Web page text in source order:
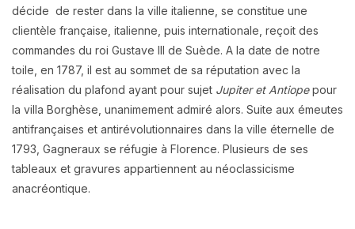
décide de rester dans la ville italienne, se constitue une
clientèle française, italienne, puis internationale, reçoit des
commandes du roi Gustave III de Suède. A la date de notre
toile, en 1787, il est au sommet de sa réputation avec la
réalisation du plafond ayant pour sujet Jupiter et Antiopepour
la villa Borghèse, unanimement admiré alors. Suite aux émeutes
antifrançaises et antirévolutionnaires dans la ville éternelle de
1793, Gagneraux se réfugie à Florence. Plusieurs de ses
tableaux et gravures appartiennent au néoclassicisme
anacréontique.